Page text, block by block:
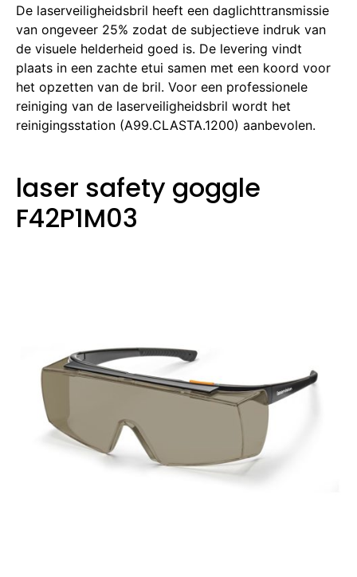
De laserveiligheidsbril heeft een daglichttransmissie
van ongeveer 25% zodat de subjectieve indruk van
de visuele helderheid goed is. De levering vindt
plaats in een zachte etui samen met een koord voor
het opzetten van de bril. Voor een professionele
reiniging van de laserveiligheidsbril wordt het
reinigingsstation (A99.CLASTA.1200) aanbevolen.
laser safety goggle
F42P1M03